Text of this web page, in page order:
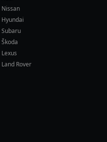
Nissan
Hyundai
Subaru
Škoda
Lexus
Land Rover